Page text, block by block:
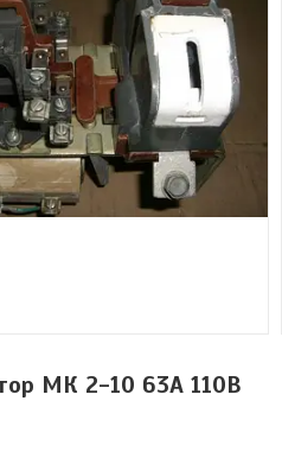
МК 2-10 63А 110В